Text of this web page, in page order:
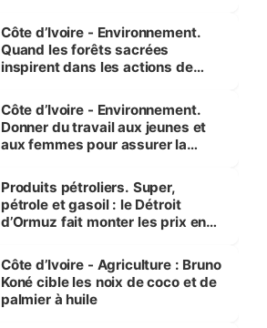
Côte d’Ivoire - Environnement.
Quand les forêts sacrées
inspirent dans les actions de
Côte d’Ivoire - Environnement.
Donner du travail aux jeunes et
aux femmes pour assurer la
menacées
Produits pétroliers. Super,
pétrole et gasoil : le Détroit
d’Ormuz fait monter les prix en
Côte d’Ivoire - Agriculture : Bruno
Koné cible les noix de coco et de
palmier à huile